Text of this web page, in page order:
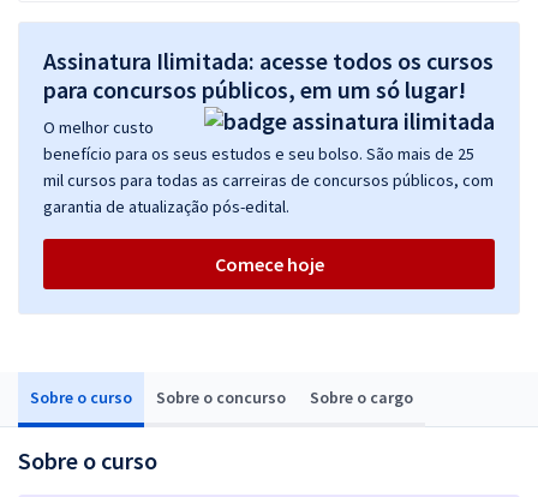
Sobre o curso Sobre o concurso Sobre o cargo
Sobre o curso
Assinatura Ilimitada: acesse todos os cursos
para concursos públicos, em um só lugar!
O melhor custo
benefício para os seus estudos e seu bolso. São mais de 25
mil cursos para todas as carreiras de concursos públicos, com
garantia de atualização pós-edital.
Comece hoje